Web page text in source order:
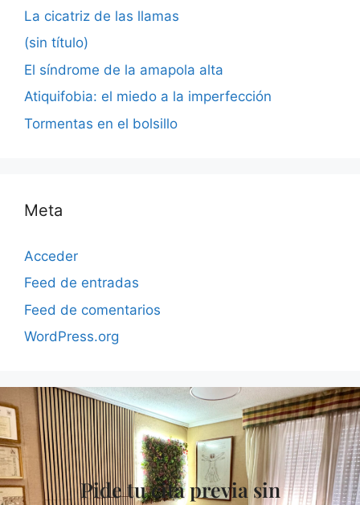
La cicatriz de las llamas
(sin título)
El síndrome de la amapola alta
Atiquifobia: el miedo a la imperfección
Tormentas en el bolsillo
Meta
Acceder
Feed de entradas
Feed de comentarios
WordPress.org
Pide tu cita previa sin